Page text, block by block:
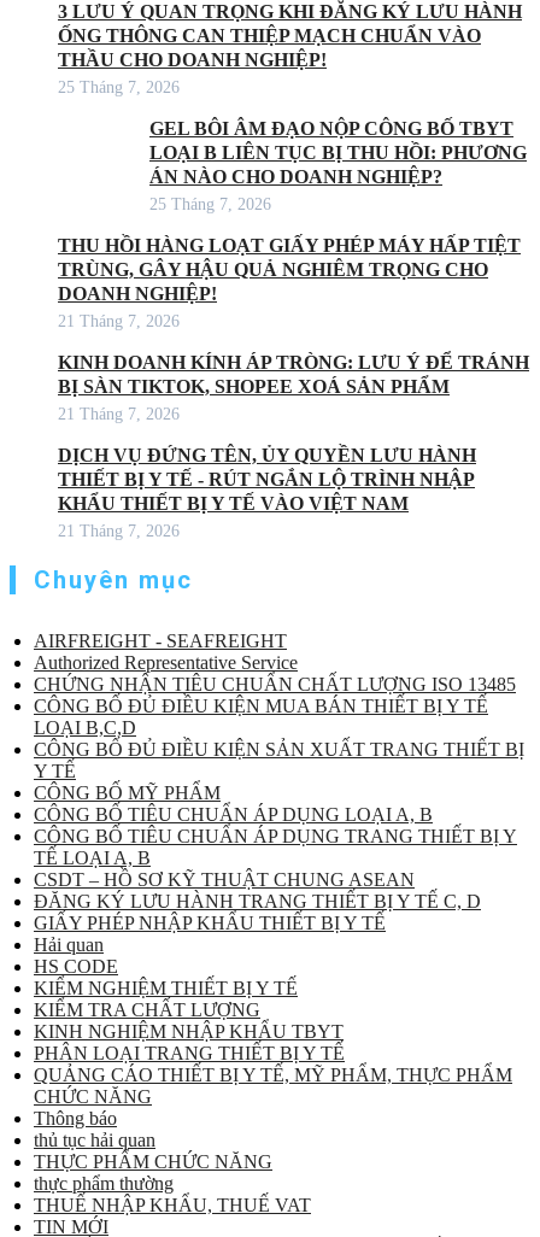
3 LƯU Ý QUAN TRỌNG KHI ĐĂNG KÝ LƯU HÀNH
ỐNG THÔNG CAN THIỆP MẠCH CHUẨN VÀO
THẦU CHO DOANH NGHIỆP!
25 Tháng 7, 2026
GEL BÔI ÂM ĐẠO NỘP CÔNG BỐ TBYT
LOẠI B LIÊN TỤC BỊ THU HỒI: PHƯƠNG
ÁN NÀO CHO DOANH NGHIỆP?
25 Tháng 7, 2026
THU HỒI HÀNG LOẠT GIẤY PHÉP MÁY HẤP TIỆT
TRÙNG, GÂY HẬU QUẢ NGHIÊM TRỌNG CHO
DOANH NGHIỆP!
21 Tháng 7, 2026
KINH DOANH KÍNH ÁP TRÒNG: LƯU Ý ĐỂ TRÁNH
BỊ SÀN TIKTOK, SHOPEE XOÁ SẢN PHẨM
21 Tháng 7, 2026
DỊCH VỤ ĐỨNG TÊN, ỦY QUYỀN LƯU HÀNH
THIẾT BỊ Y TẾ - RÚT NGẮN LỘ TRÌNH NHẬP
KHẨU THIẾT BỊ Y TẾ VÀO VIỆT NAM
21 Tháng 7, 2026
Chuyên mục
AIRFREIGHT - SEAFREIGHT
Authorized Representative Service
CHỨNG NHẬN TIÊU CHUẨN CHẤT LƯỢNG ISO 13485
CÔNG BỐ ĐỦ ĐIỀU KIỆN MUA BÁN THIẾT BỊ Y TẾ
LOẠI B,C,D
CÔNG BỐ ĐỦ ĐIỀU KIỆN SẢN XUẤT TRANG THIẾT BỊ
Y TẾ
CÔNG BỐ MỸ PHẨM
CÔNG BỐ TIÊU CHUẨN ÁP DỤNG LOẠI A, B
CÔNG BỐ TIÊU CHUẨN ÁP DỤNG TRANG THIẾT BỊ Y
TẾ LOẠI A, B
CSDT – HỒ SƠ KỸ THUẬT CHUNG ASEAN
ĐĂNG KÝ LƯU HÀNH TRANG THIẾT BỊ Y TẾ C, D
GIẤY PHÉP NHẬP KHẨU THIẾT BỊ Y TẾ
Hải quan
HS CODE
KIỂM NGHIỆM THIẾT BỊ Y TẾ
KIỂM TRA CHẤT LƯỢNG
KINH NGHIỆM NHẬP KHẨU TBYT
PHÂN LOẠI TRANG THIẾT BỊ Y TẾ
QUẢNG CÁO THIẾT BỊ Y TẾ, MỸ PHẨM, THỰC PHẨM
CHỨC NĂNG
Thông báo
thủ tục hải quan
THỰC PHẨM CHỨC NĂNG
thực phẩm thường
THUẾ NHẬP KHẨU, THUẾ VAT
TIN MỚI